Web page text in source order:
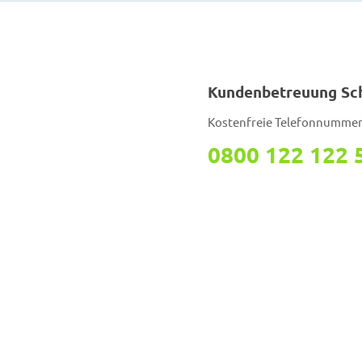
Kundenbetreuung
Kostenfreie Telefonnummer
0800 122 122